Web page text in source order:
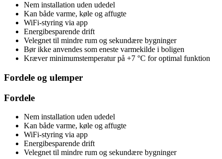
Nem installation uden udedel
Kan både varme, køle og affugte
WiFi-styring via app
Energibesparende drift
Velegnet til mindre rum og sekundære bygninger
Bør ikke anvendes som eneste varmekilde i boligen
Kræver minimumstemperatur på +7 °C for optimal funktion
Fordele og ulemper
Fordele
Nem installation uden udedel
Kan både varme, køle og affugte
WiFi-styring via app
Energibesparende drift
Velegnet til mindre rum og sekundære bygninger